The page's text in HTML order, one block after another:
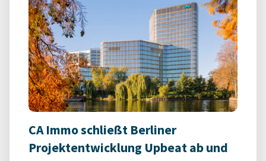
CA Immo schließt Berliner
Projektentwicklung Upbeat ab und